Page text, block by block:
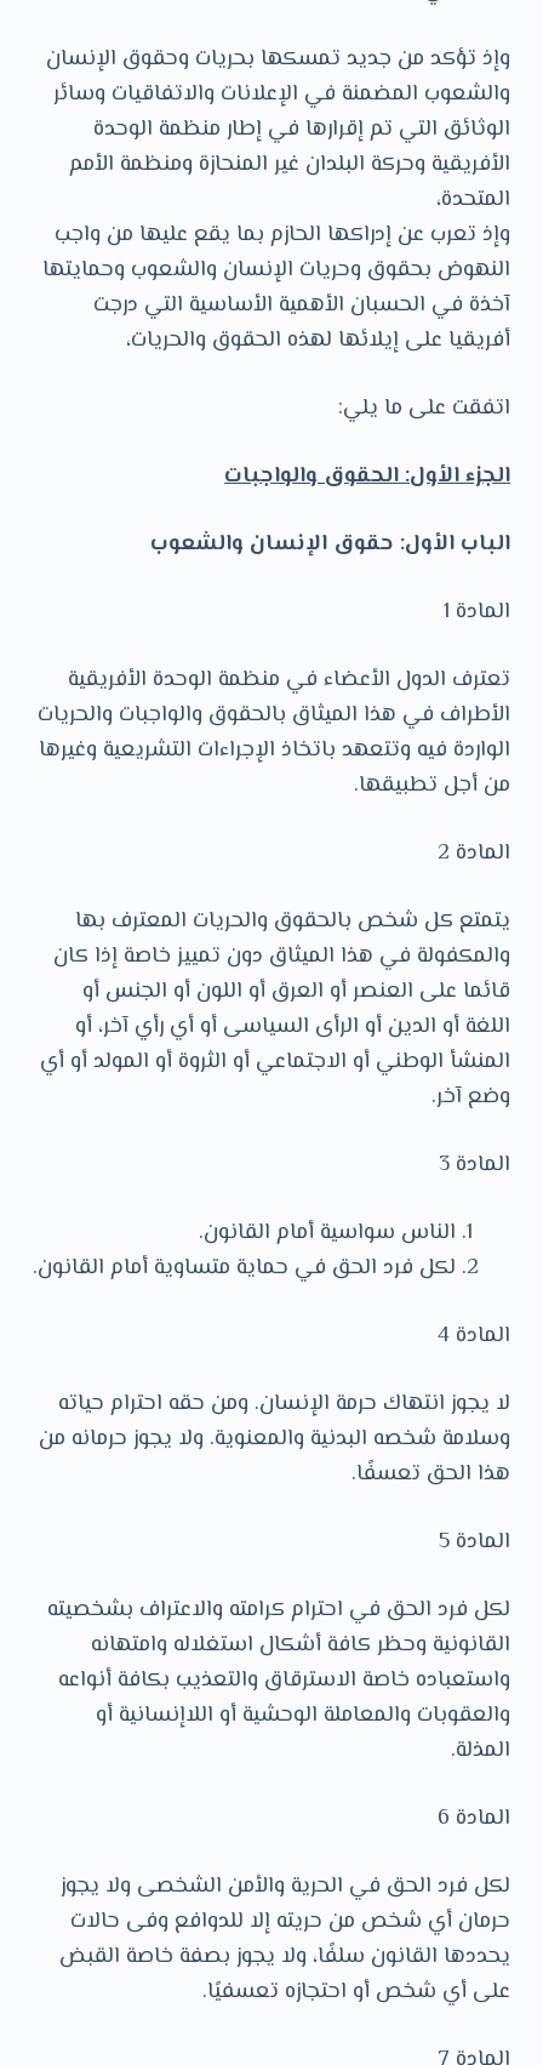
وإذ تؤكد من جديد تمسكها بحريات وحقوق الإنسان
والشعوب المضمنة في الإعلانات والاتفاقيات وسائر
الوثائق التي تم إقرارها في إطار منظمة الوحدة
الأفريقية وحركة البلدان غير المنحازة ومنظمة الأمم
المتحدة،
وإذ تعرب عن إدراكها الحازم بما يقع عليها من واجب
النهوض بحقوق وحريات الإنسان والشعوب وحمايتها
آخذة في الحسبان الأهمية الأساسية التي درجت
أفريقيا على إيلائها لهذه الحقوق والحريات،
اتفقت على ما يلي:
الجزء الأول: الحقوق والواجبات
الباب الأول: حقوق الإنسان والشعوب
المادة 1
تعترف الدول الأعضاء في منظمة الوحدة الأفريقية
الأطراف في هذا الميثاق بالحقوق والواجبات والحريات
الواردة فيه وتتعهد باتخاذ الإجراءات التشريعية وغيرها
من أجل تطبيقها.
المادة 2
يتمتع كل شخص بالحقوق والحريات المعترف بها
والمكفولة في هذا الميثاق دون تمييز خاصة إذا كان
قائما على العنصر أو العرق أو اللون أو الجنس أو
اللغة أو الدين أو الرأى السياسى أو أي رأي آخر، أو
المنشأ الوطني أو الاجتماعي أو الثروة أو المولد أو أي
وضع آخر.
المادة 3
الناس سواسية أمام القانون.
لكل فرد الحق في حماية متساوية أمام القانون.
المادة 4
لا يجوز انتهاك حرمة الإنسان. ومن حقه احترام حياته
وسلامة شخصه البدنية والمعنوية. ولا يجوز حرمانه من
هذا الحق تعسفًا.
المادة 5
لكل فرد الحق في احترام كرامته والاعتراف بشخصيته
القانونية وحظر كافة أشكال استغلاله وامتهانه
واستعباده خاصة الاسترقاق والتعذيب بكافة أنواعه
والعقوبات والمعاملة الوحشية أو اللاإنسانية أو
المذلة.
المادة 6
لكل فرد الحق في الحرية والأمن الشخصى ولا يجوز
حرمان أي شخص من حريته إلا للدوافع وفى حالات
يحددها القانون سلفًا، ولا يجوز بصفة خاصة القبض
على أي شخص أو احتجازه تعسفيًا.